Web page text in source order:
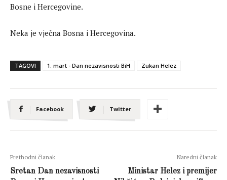
Bosne i Hercegovine.
Neka je vječna Bosna i Hercegovina.
TAGOVI 1. mart - Dan nezavisnosti BiH Zukan Helez
Facebook Twitter
Prethodni članak
Sretan Dan nezavisnosti
Naredni članak
Ministar Helez i premijer